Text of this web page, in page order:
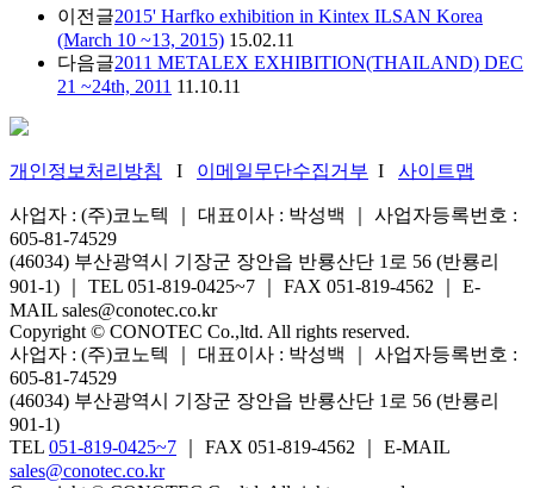
이전글2015' Harfko exhibition in Kintex ILSAN Korea
(March 10 ~13, 2015) 15.02.11
다음글2011 METALEX EXHIBITION(THAILAND) DEC
21 ~24th, 2011 11.10.11
개인정보처리방침 I 이메일무단수집거부 I 사이트맵
사업자 : (주)코노텍 ｜ 대표이사 : 박성백 ｜ 사업자등록번호 :
605-81-74529
(46034) 부산광역시 기장군 장안읍 반룡산단 1로 56 (반룡리
901-1) ｜ TEL 051-819-0425~7 ｜ FAX 051-819-4562 ｜ E-
MAIL sales@conotec.co.kr
Copyright © CONOTEC Co.,ltd. All rights reserved.
사업자 : (주)코노텍 ｜ 대표이사 : 박성백 ｜ 사업자등록번호 :
605-81-74529
(46034) 부산광역시 기장군 장안읍 반룡산단 1로 56 (반룡리
901-1)
TEL 051-819-0425~7 ｜ FAX 051-819-4562 ｜ E-MAIL
sales@conotec.co.kr